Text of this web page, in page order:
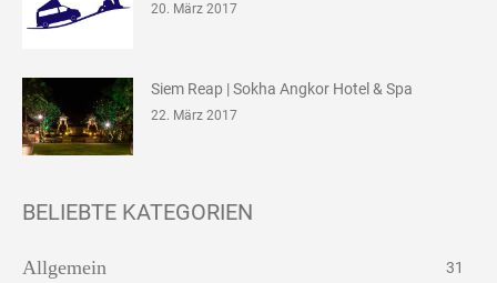
20. März 2017
Siem Reap | Sokha Angkor Hotel & Spa
22. März 2017
BELIEBTE KATEGORIEN
Allgemein 31